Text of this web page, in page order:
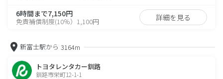
6時間まで7,150円
免責補償制度(10％）1,100円 詳細を見る
新富士駅から 3164m
トヨタレンタカー釧路
釧路市栄町12-1-1